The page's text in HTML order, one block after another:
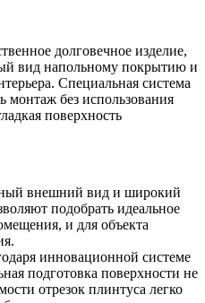
долговечное изделие,
вид напольному покрытию и
Специальная система
монтаж без использования
поверхность
внешний вид и широкий
подобрать идеальное
и для объекта
инновационной системе
подготовка поверхности не
отрезок плинтуса легко